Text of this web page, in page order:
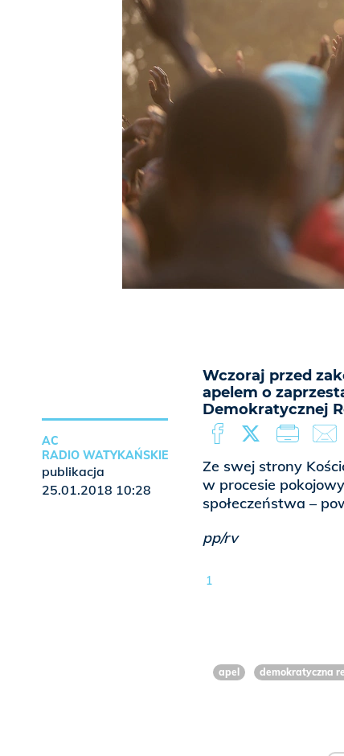
Wczoraj przed
apelem o
Demokratycznej
Ze swej strony
w procesie
społeczeństwa –
pp/rv
1
AC
RADIO WATYKAŃSKIE
publikacja
25.01.2018 10:28
apel demokratyczna